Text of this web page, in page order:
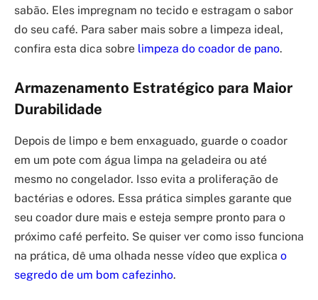
sabão. Eles impregnam no tecido e estragam o sabor
do seu café. Para saber mais sobre a limpeza ideal,
confira esta dica sobre limpeza do coador de pano.
Armazenamento Estratégico para Maior
Durabilidade
Depois de limpo e bem enxaguado, guarde o coador
em um pote com água limpa na geladeira ou até
mesmo no congelador. Isso evita a proliferação de
bactérias e odores. Essa prática simples garante que
seu coador dure mais e esteja sempre pronto para o
próximo café perfeito. Se quiser ver como isso funciona
na prática, dê uma olhada nesse vídeo que explica o
segredo de um bom cafezinho.